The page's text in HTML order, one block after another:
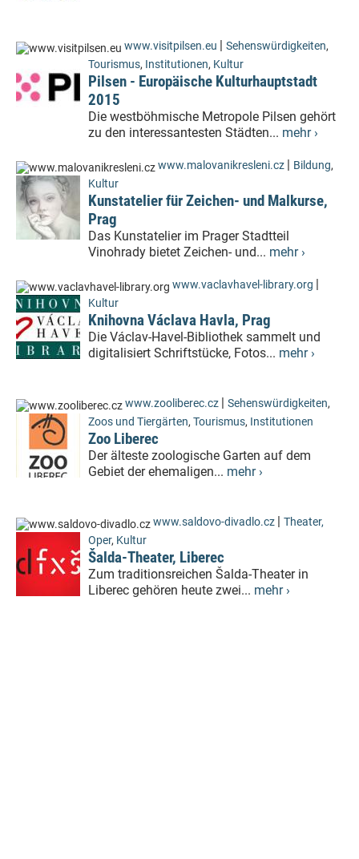
www.visitpilsen.eu | Sehenswürdigkeiten,
Tourismus, Institutionen, Kultur
Pilsen - Europäische Kulturhauptstadt
2015
Die westböhmische Metropole Pilsen gehört
zu den interessantesten Städten... mehr ›
www.malovanikresleni.cz | Bildung,
Kultur
Kunstatelier für Zeichen- und Malkurse,
Prag
Das Kunstatelier im Prager Stadtteil
Vinohrady bietet Zeichen- und... mehr ›
www.vaclavhavel-library.org |
Kultur
Knihovna Václava Havla, Prag
Die Václav-Havel-Bibliothek sammelt und
digitalisiert Schriftstücke, Fotos... mehr ›
www.zooliberec.cz | Sehenswürdigkeiten,
Zoos und Tiergärten, Tourismus, Institutionen
Zoo Liberec
Der älteste zoologische Garten auf dem
Gebiet der ehemaligen... mehr ›
www.saldovo-divadlo.cz | Theater,
Oper, Kultur
Šalda-Theater, Liberec
Zum traditionsreichen Šalda-Theater in
Liberec gehören heute zwei... mehr ›